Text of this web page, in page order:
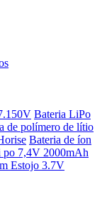
Bateria LiPo
de polímero de lítio
Bateria de íon
po 7,4V 2000mAh
Estojo 3.7V